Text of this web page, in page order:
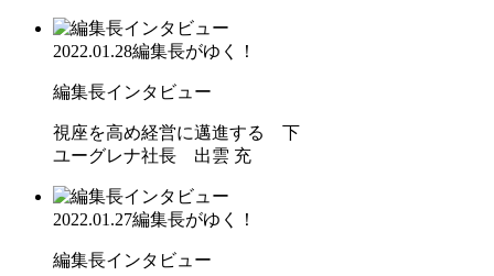
2022.01.28編集長がゆく！
編集長インタビュー
視座を高め経営に邁進する 下
ユーグレナ社長 出雲 充
2022.01.27編集長がゆく！
編集長インタビュー